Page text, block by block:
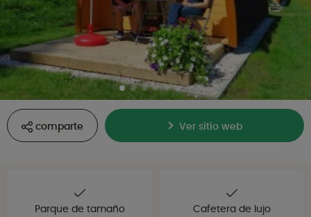
comparte Ver sitio web
Parque de tamaño
Cafetera de lujo